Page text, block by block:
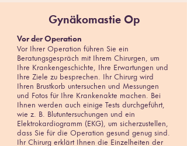
Gynäkomastie Op
Vor der Operation
Vor Ihrer Operation führen Sie ein
Beratungsgespräch mit Ihrem Chirurgen, um
Ihre Krankengeschichte, Ihre Erwartungen und
Ihre Ziele zu besprechen. Ihr Chirurg wird
Ihren Brustkorb untersuchen und Messungen
und Fotos für Ihre Krankenakte machen. Bei
Ihnen werden auch einige Tests durchgeführt,
wie z. B. Blutuntersuchungen und ein
Elektrokardiogramm (EKG), um sicherzustellen,
dass Sie für die Operation gesund genug sind.
Ihr Chirurg erklärt Ihnen die Einzelheiten der